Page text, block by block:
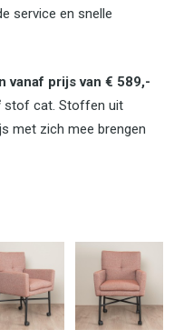
service en snelle
vanaf prijs van € 589,-
stof cat. Stoffen uit
met zich mee brengen